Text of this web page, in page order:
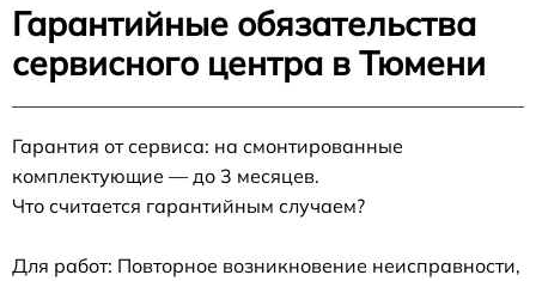
Гарантийные обязательства
сервисного центра в Тюмени
Гарантия от сервиса: на смонтированные
комплектующие — до 3 месяцев.
Что считается гарантийным случаем?
Для работ: Повторное возникновение неисправности,